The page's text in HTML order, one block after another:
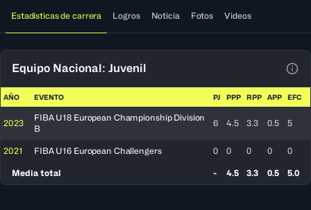
Estadísticas de carrera Logros Noticia Fotos Videos
Equipo Nacional: Juvenil
AÑO EVENTO PJ PPP RPP APP EFC
2023
FIBA U18 European Championship Division
B
6 4.5 3.3 0.5 5
2021 FIBA U16 European Challengers 0 0 0 0 0
Media total - 4.5 3.3 0.5 5.0